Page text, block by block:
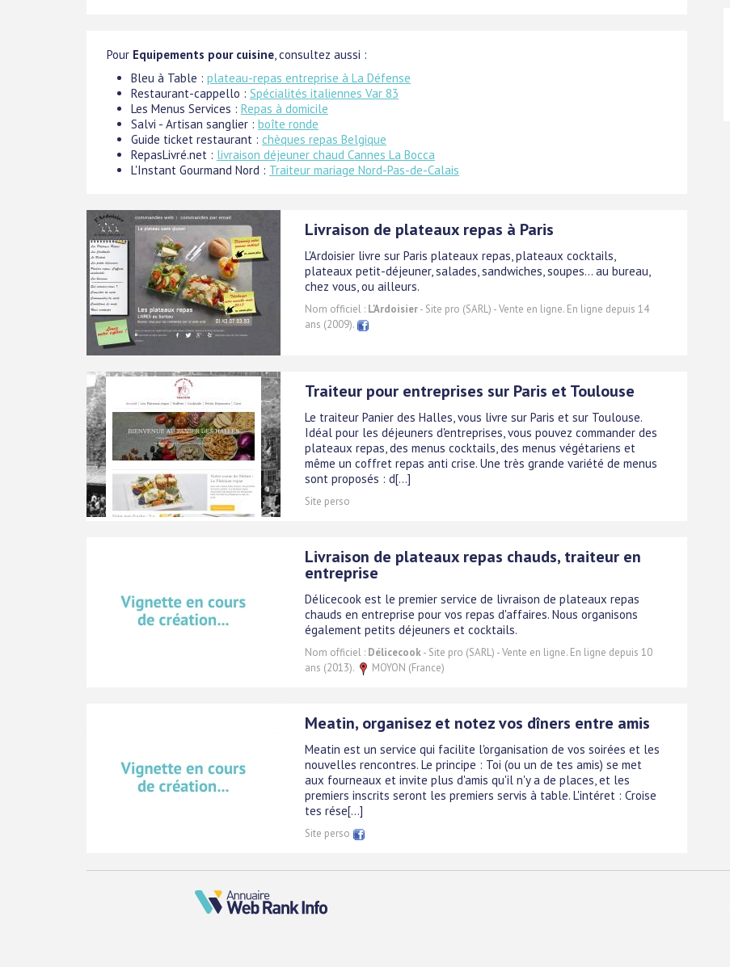
Pour Equipements pour cuisine, consultez aussi :
Bleu à Table : plateau-repas entreprise à La Défense
Restaurant-cappello : Spécialités italiennes Var 83
Les Menus Services : Repas à domicile
Salvi - Artisan sanglier : boîte ronde
Guide ticket restaurant : chèques repas Belgique
RepasLivré.net : livraison déjeuner chaud Cannes La Bocca
L'Instant Gourmand Nord : Traiteur mariage Nord-Pas-de-Calais
Livraison de plateaux repas à Paris
L'Ardoisier livre sur Paris plateaux repas, plateaux cocktails,
plateaux petit-déjeuner, salades, sandwiches, soupes... au bureau,
chez vous, ou ailleurs.
Nom officiel : L'Ardoisier- Site pro (SARL) - Vente en ligne. En ligne depuis 14
ans (2009).
Traiteur pour entreprises sur Paris et Toulouse
Le traiteur Panier des Halles, vous livre sur Paris et sur Toulouse.
Idéal pour les déjeuners d'entreprises, vous pouvez commander des
plateaux repas, des menus cocktails, des menus végétariens et
même un coffret repas anti crise. Une très grande variété de menus
sont proposés : d[...]
Site perso
Livraison de plateaux repas chauds, traiteur en
entreprise
Délicecook est le premier service de livraison de plateaux repas
chauds en entreprise pour vos repas d'affaires. Nous organisons
également petits déjeuners et cocktails.
Nom officiel : Délicecook- Site pro (SARL) - Vente en ligne. En ligne depuis 10
ans (2013).
MOYON (France)
Meatin, organisez et notez vos dîners entre amis
Meatin est un service qui facilite l'organisation de vos soirées et les
nouvelles rencontres. Le principe : Toi (ou un de tes amis) se met
aux fourneaux et invite plus d'amis qu'il n'y a de places, et les
premiers inscrits seront les premiers servis à table. L'intéret : Croise
tes rése[...]
Site perso